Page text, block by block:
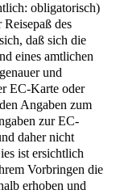
obligatorisch)
des
daß sich die
eines amtlichen
und
EC-Karte oder
Angaben zum
zur EC-
daher nicht
ist ersichtlich
Vorbringen die
erhoben und